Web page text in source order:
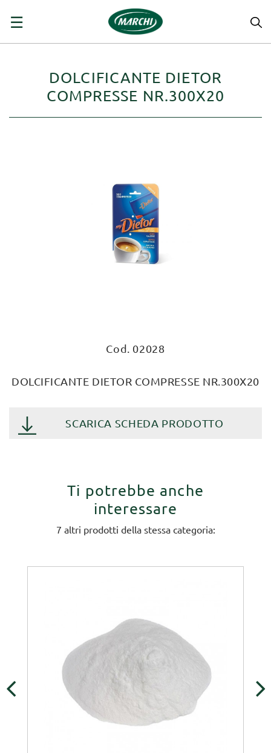
navigazione
☰
DOLCIFICANTE DIETOR
COMPRESSE NR.300X20
Cod. 02028
DOLCIFICANTE DIETOR COMPRESSE NR.300X20
SCARICA SCHEDA PRODOTTO
Ti potrebbe anche
interessare
7 altri prodotti della stessa categoria: